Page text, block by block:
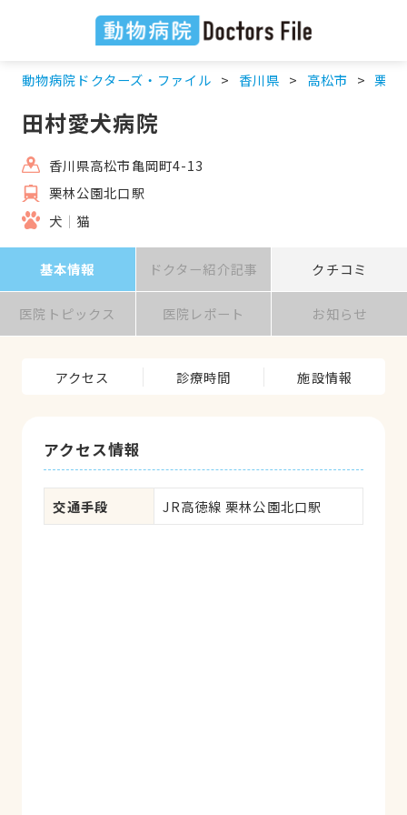
動物病院ドクターズ・ファイル 香川県 高松市 栗林
田村愛犬病院
香川県高松市亀岡町4-13
栗林公園北口駅
犬
猫
基本情報 ドクター紹介記事 クチコミ
医院トピックス 医院レポート お知らせ
アクセス 診療時間 施設情報
アクセス情報
交通手段 JR高徳線 栗林公園北口駅